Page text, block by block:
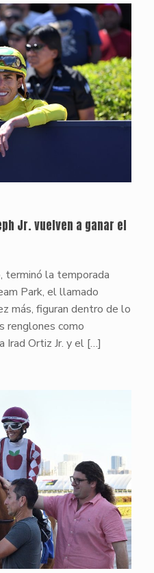
Jr. vuelven a ganar el
terminó la temporada
Park, el llamado
más, figuran dentro de lo
renglones como
Irad Ortiz Jr. y el […]